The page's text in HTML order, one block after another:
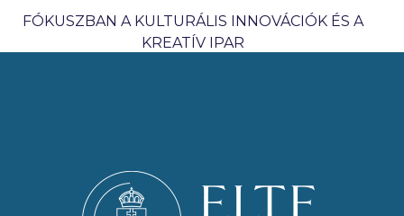
FÓKUSZBAN A KULTURÁLIS INNOVÁCIÓK ÉS A
KREATÍV IPAR